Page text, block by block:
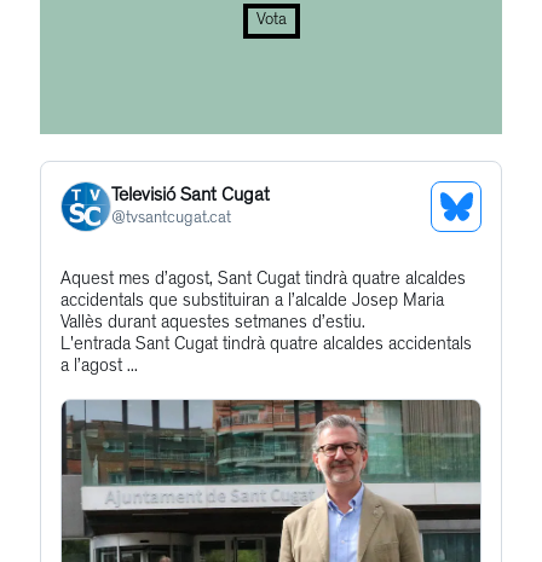
Vota
Televisió Sant Cugat
@tvsantcugat.cat
See
Profile
Get
to
this
post
Aquest mes d’agost, Sant Cugat tindrà quatre alcaldes
accidentals que substituiran a l’alcalde Josep Maria
Vallès durant aquestes setmanes d’estiu.
L'entrada Sant Cugat tindrà quatre alcaldes accidentals
a l’agost ...